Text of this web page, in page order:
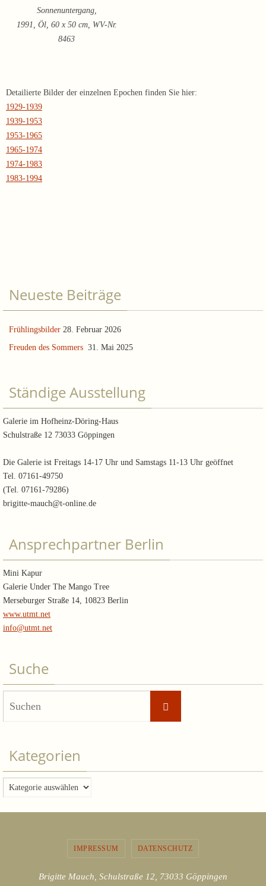
Sonnenuntergang,
1991, Öl, 60 x 50 cm, WV-Nr.
8463
Detailierte Bilder der einzelnen Epochen finden Sie hier:
1929-1939
1939-1953
1953-1965
1965-1974
1974-1983
1983-1994
Neueste Beiträge
Frühlingsbilder 28. Februar 2026
Freuden des Sommers 31. Mai 2025
Ständige Ausstellung
Galerie im Hofheinz-Döring-Haus
Schulstraße 12 73033 Göppingen
Die Galerie ist Freitags 14-17 Uhr und Samstags 11-13 Uhr geöffnet
Tel. 07161-49750
(Tel. 07161-79286)
brigitte-mauch@t-online.de
Ansprechpartner Berlin
Mini Kapur
Galerie Under The Mango Tree
Merseburger Straße 14, 10823 Berlin
www.utmt.net
info@utmt.net
Suche
Suchen
Kategorien
Kategorien
IMPRESSUM DATENSCHUTZ
Brigitte Mauch, Schulstraße 12, 73033 Göppingen